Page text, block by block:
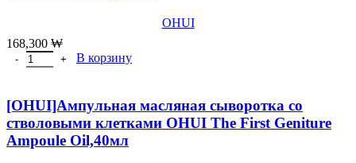
OHUI
168,300 ₩
Количество товара [OHUI]Антивозрастной крем для лица со
В корзину
[OHUI]Ампульная масляная сыворотка со
стволовыми клетками OHUI The First Geniture
Ampoule Oil,40мл